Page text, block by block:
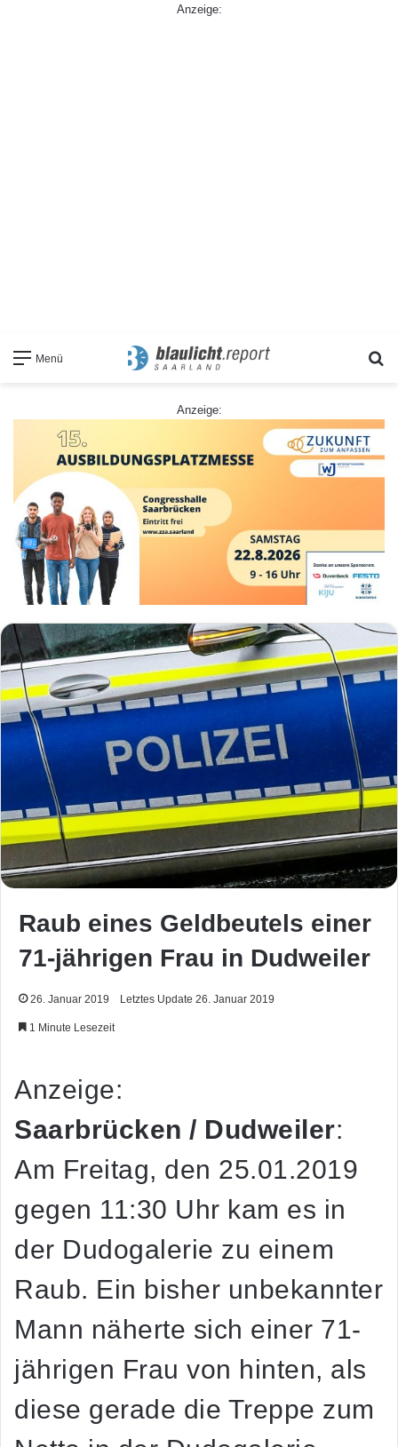
Anzeige:
Menü
Anzeige:
Raub eines Geldbeutels einer
71-jährigen Frau in Dudweiler
26. Januar 2019 Letztes Update 26. Januar 2019
1 Minute Lesezeit
Anzeige:
Saarbrücken / Dudweiler:
Am Freitag, den 25.01.2019
gegen 11:30 Uhr kam es in
der Dudogalerie zu einem
Raub. Ein bisher unbekannter
Mann näherte sich einer 71-
jährigen Frau von hinten, als
diese gerade die Treppe zum